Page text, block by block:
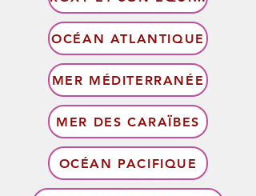
OCÉAN ATLANTIQUE
MER MÉDITERRANÉE
MER DES CARAÏBES
OCÉAN PACIFIQUE